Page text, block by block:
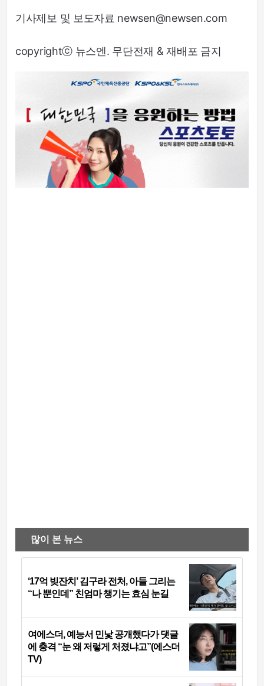
기사제보 및 보도자료 newsen@newsen.com
copyrightⓒ 뉴스엔. 무단전재 & 재배포 금지
많이 본 뉴스
‘17억 빚잔치’ 김구라 전처, 아들 그리는
“나 뿐인데” 친엄마 챙기는 효심 눈길
여에스더, 예능서 민낯 공개했다가 댓글
에 충격 “눈 왜 저렇게 처졌냐고”(에스더
TV)